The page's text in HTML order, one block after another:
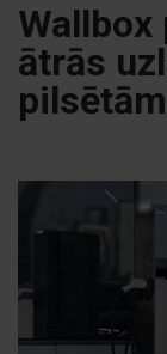
Wallbox
ātrās
pilsētām